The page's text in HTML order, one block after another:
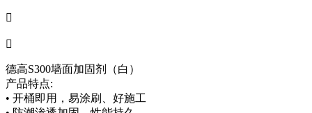


德高S300墙面加固剂（白）
产品特点:
• 开桶即用，易涂刷、好施工